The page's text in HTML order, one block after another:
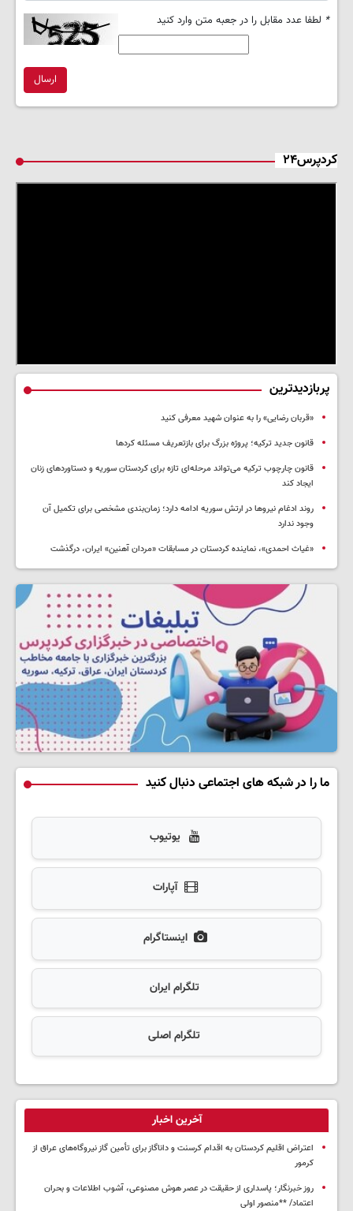
* لطفا عدد مقابل را در جعبه متن وارد کنید
ارسال
کردپرس۲۴
پربازدیدترین
«قربان رضایی» را به عنوان شهید معرفی کنید
قانون جدید ترکیه؛ پروژه بزرگ‌ برای بازتعریف مسئله کردها
قانون چارچوب ترکیه می‌تواند مرحله‌ای تازه برای کردستان سوریه و دستاوردهای زنان
ایجاد کند
روند ادغام نیروها در ارتش سوریه ادامه دارد؛ زمان‌بندی مشخصی برای تکمیل آن
وجود ندارد
«غیاث احمدی»، نماینده کردستان در مسابقات «مردان آهنین» ایران، درگذشت
ما را در شبکه های اجتماعی دنبال کنید
یوتیوب
آپارات
اینستاگرام
تلگرام ایران
تلگرام اصلی
آخرین اخبار
اعتراض اقلیم کردستان به اقدام کرسنت و داناگاز برای تأمین گاز نیروگاه‌های عراق از
کرمور
روز خبرنگار؛ پاسداری از حقیقت در عصر هوش مصنوعی، آشوب اطلاعات و بحران
اعتماد/ **منصور اولی